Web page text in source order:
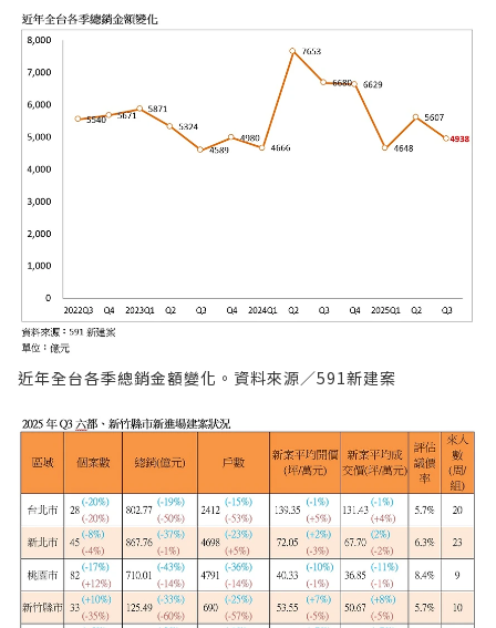
近年全台各季總銷金額變化。資料來源／591新建案